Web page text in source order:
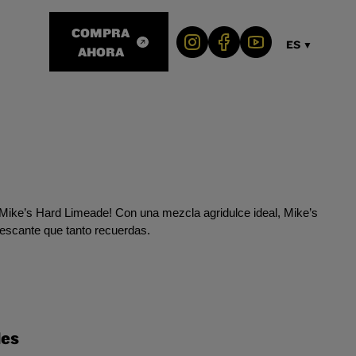
COMPRA
AHORA
ES ▼
Hard Limeade! Con una mezcla agridulce ideal, Mike’s
que tanto recuerdas.